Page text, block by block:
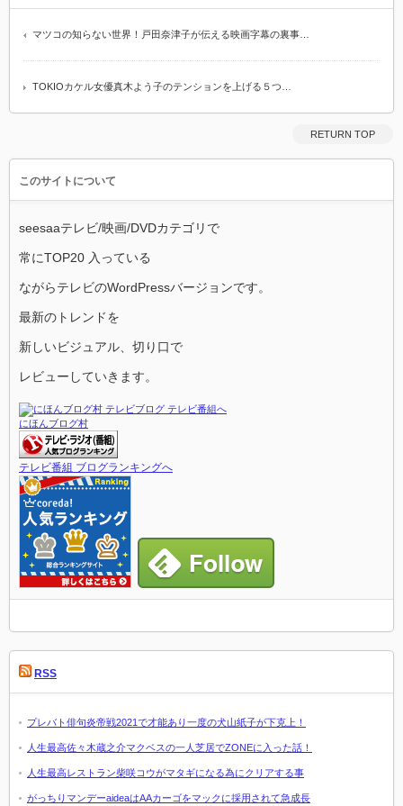
マツコの知らない世界！戸田奈津子が伝える映画字幕の裏事…
TOKIOカケル女優真木よう子のテンションを上げる５つ…
RETURN TOP
このサイトについて
seesaaテレビ/映画/DVDカテゴリで
常にTOP20 入っている
ながらテレビのWordPressバージョンです。
最新のトレンドを
新しいビジュアル、切り口で
レビューしていきます。
にほんブログ村
テレビ番組 ブログランキングへ
RSS
プレバト俳句炎帝戦2021で才能あり一度の犬山紙子が下克上！
人生最高佐々木蔵之介マクベスの一人芝居でZONEに入った話！
人生最高レストラン柴咲コウがマタギになる為にクリアする事
がっちりマンデーaideaはAAカーゴをマックに採用されて急成長